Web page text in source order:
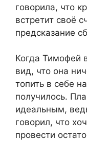
говорила, что
встретит своё
предсказание
Когда Тимофей
вид, что она
топить в себе
получилось.
идеальным,
говорил, что
провести